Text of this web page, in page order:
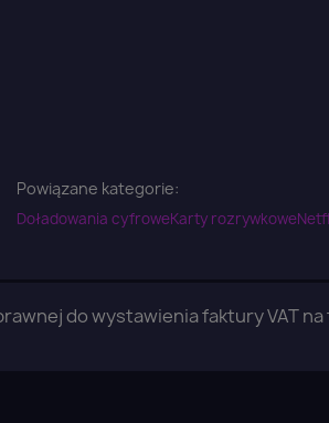
Powiązane kategorie:
Doładowania cyfroweKarty rozrywkowe
do wystawienia faktury VAT